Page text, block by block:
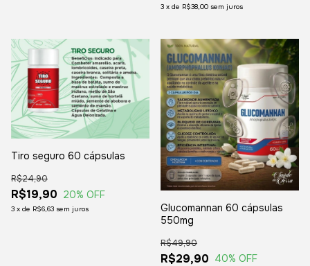
3 x de R$38,00 sem juros
Tiro seguro 60 cápsulas
R$19,90
R$24,90
20% OFF
3 x de R$6,63 sem juros
Glucomannan 60 cápsulas
550mg
R$29,90
R$49,90
40% OFF